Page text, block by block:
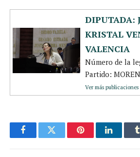
DIPUTADA:
KRISTAL
VALENCIA
Número de la
Partido:
Ver más publicaciones
FacebookTwitter PinterestLinkedIn